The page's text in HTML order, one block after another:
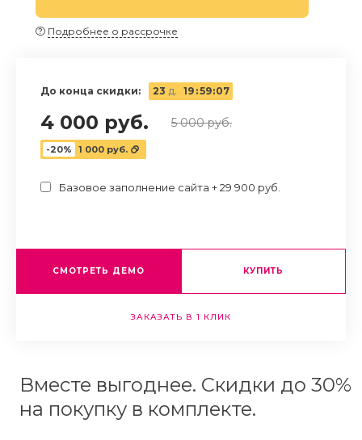
Подробнее о рассрочке
До конца скидки: 23 д. 19 :59:06
4 000 руб. 5 000 руб.
-20% 1 000 руб.
Базовое заполнение сайта + 29 900 руб.
СМОТРЕТЬ ДЕМО КУПИТЬ
ЗАКАЗАТЬ В 1 КЛИК
Вместе выгоднее. Скидки до 30%
на покупку в комплекте.